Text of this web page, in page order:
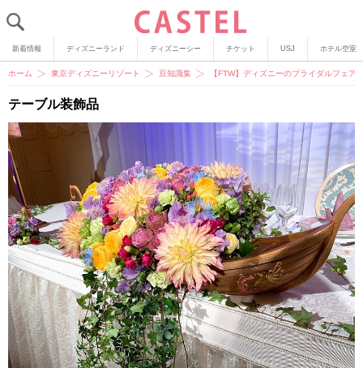
新着情報 ディズニーランド ディズニーシー チケット USJ ホテル空室
ホーム 東京ディズニーリゾート 豆知識集 【FTW】ディズニーのブライダルフェ
テーブル装飾品